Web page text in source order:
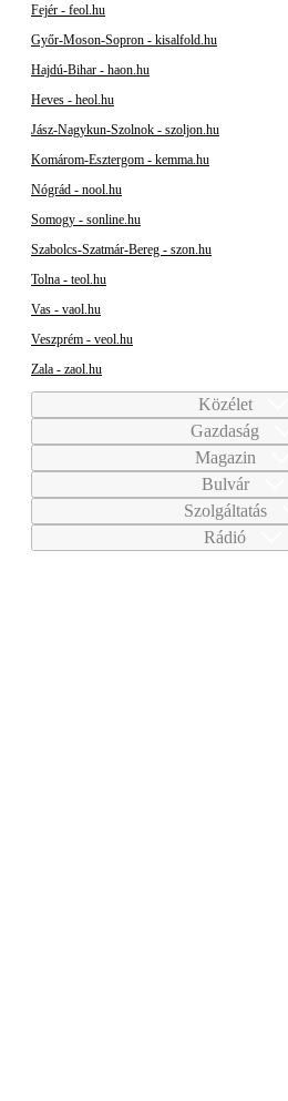
Fejér - feol.hu
Győr-Moson-Sopron - kisalfold.hu
Hajdú-Bihar - haon.hu
Heves - heol.hu
Jász-Nagykun-Szolnok - szoljon.hu
Komárom-Esztergom - kemma.hu
Nógrád - nool.hu
Somogy - sonline.hu
Szabolcs-Szatmár-Bereg - szon.hu
Tolna - teol.hu
Vas - vaol.hu
Veszprém - veol.hu
Zala - zaol.hu
Közélet
Gazdaság
Magazin
Bulvár
Szolgáltatás
Rádió